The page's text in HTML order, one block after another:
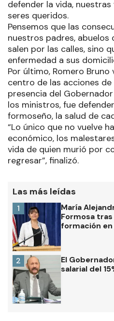
defender la vida,
seres queridos.
Pensemos que las
nuestros padres, abuelos
salen por las calles, sino
enfermedad a sus
Por último, Romero Bruno
centro de las acciones
presencia del
los ministros, fue
formoseño, la salud de
“Lo único que no vuelve
económico, los
vida de quien murió por
regresar”, finalizó.
Las más leídas
María
Formosa
formación en
1
El
salarial del
2